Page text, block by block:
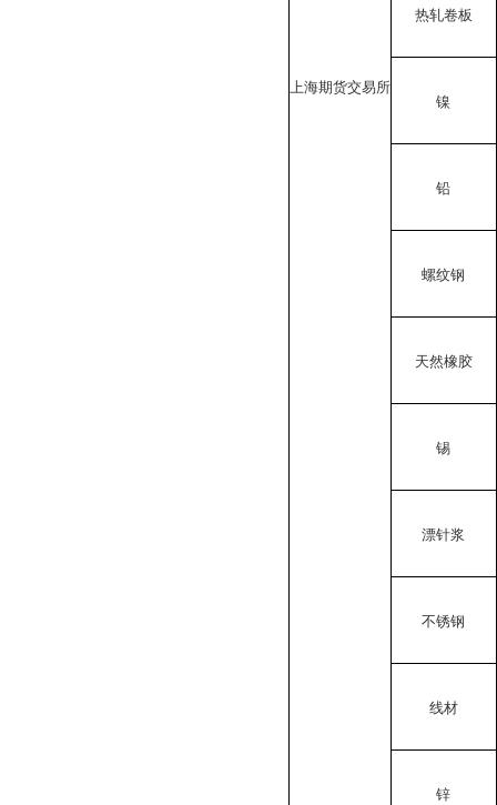
上海期货交易所
热轧卷板
镍
铅
螺纹钢
天然橡胶
锡
漂针浆
不锈钢
线材
锌